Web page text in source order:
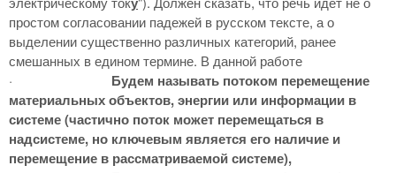
простом согласовании падежей в русском тексте, а о
выделении существенно различных категорий, ранее
смешанных в едином термине. В данной работе
·
Будем называть потоком перемещение
материальных объектов, энергии или информации в
системе (частично поток может перемещаться в
надсистеме, но ключевым является его наличие и
перемещение в рассматриваемой системе),